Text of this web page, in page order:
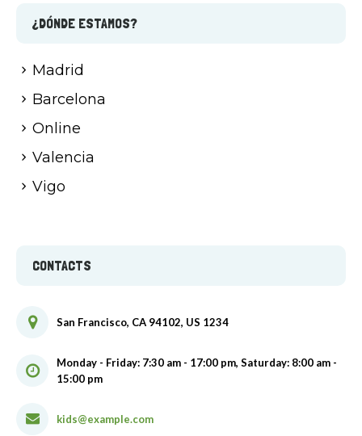
¿DÓNDE ESTAMOS?
Madrid
Barcelona
Online
Valencia
Vigo
CONTACTS
San Francisco, CA 94102, US 1234
Monday - Friday: 7:30 am - 17:00 pm, Saturday: 8:00 am -
15:00 pm
kids@example.com